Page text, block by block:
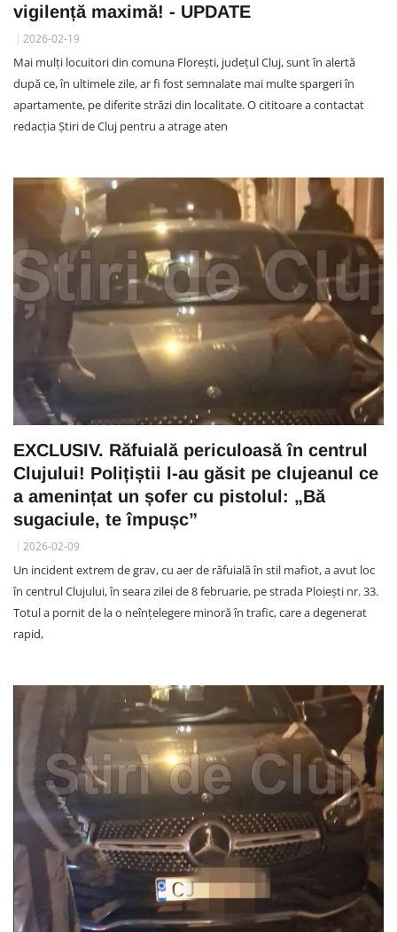
vigilență maximă! - UPDATE
2026-02-19
Mai mulți locuitori din comuna Florești, județul Cluj, sunt în alertă
după ce, în ultimele zile, ar fi fost semnalate mai multe spargeri în
apartamente, pe diferite străzi din localitate. O cititoare a contactat
redacția Știri de Cluj pentru a atrage aten
EXCLUSIV. Răfuială periculoasă în centrul
Clujului! Polițiștii l-au găsit pe clujeanul ce
a amenințat un șofer cu pistolul: „Bă
sugaciule, te împușc”
2026-02-09
Un incident extrem de grav, cu aer de răfuială în stil mafiot, a avut loc
în centrul Clujului, în seara zilei de 8 februarie, pe strada Ploiești nr. 33.
Totul a pornit de la o neînțelegere minoră în trafic, care a degenerat
rapid,